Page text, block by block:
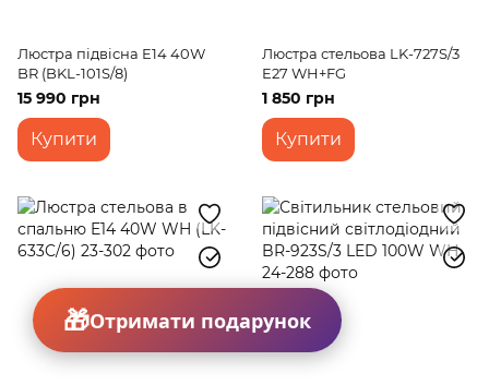
Люстра підвісна E14 40W
BR (BKL-101S/8)
15 990 грн
Купити
Люстра стельова LK-727S/3
E27 WH+FG
1 850 грн
Купити
Отримати подарунок